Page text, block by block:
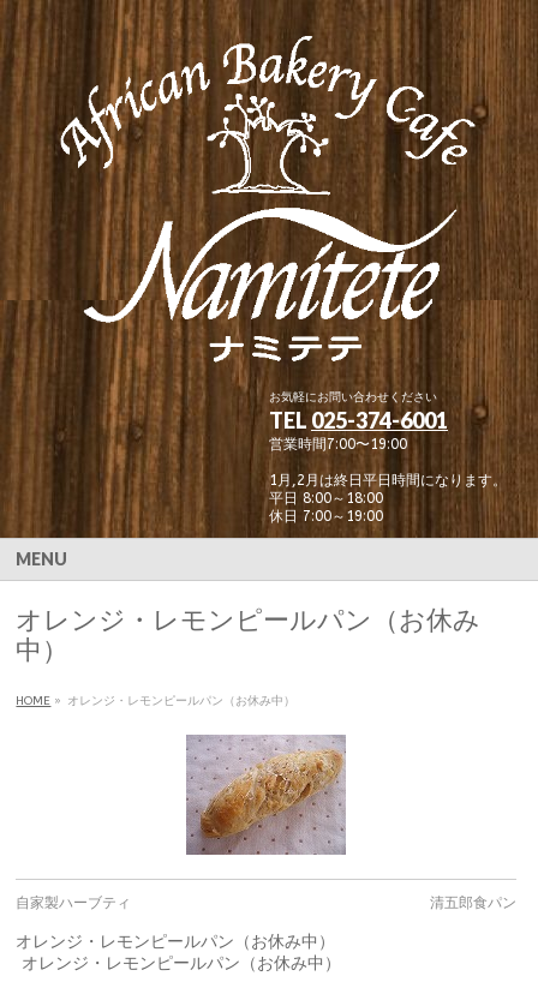
お気軽にお問い合わせください
TEL 025-374-6001
営業時間7:00〜19:00
1月,2月は終日平日時間になります。
平日 8:00～18:00
休日 7:00～19:00
MENU
オレンジ・レモンピールパン（お休み
中）
HOME » オレンジ・レモンピールパン（お休み中）
自家製ハーブティ 清五郎食パン
オレンジ・レモンピールパン（お休み中）
オレンジ・レモンピールパン（お休み中）